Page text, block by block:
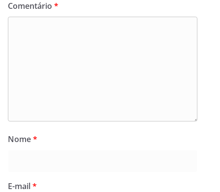
Comentário *
Nome*
E-mail*